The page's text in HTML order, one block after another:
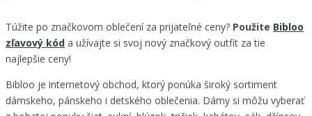
Túžite po značkovom oblečení za prijateľné ceny? Použite Bibloo
zľavový kód a užívajte si svoj nový značkový outfit za tie
najlepšie ceny!
Bibloo je internetový obchod, ktorý ponúka široký sortiment
dámskeho, pánskeho i detského oblečenia. Dámy si môžu vyberať